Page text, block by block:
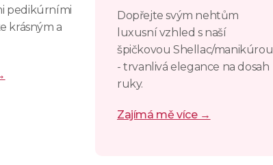
pedikúrními
krásným a
Dopřejte svým nehtům
luxusní vzhled s naší
špičkovou Shellac/manikúrou
- trvanlivá elegance na dosah
ruky.
Zajímá mě více →